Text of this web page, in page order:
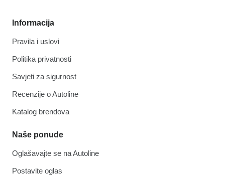
Informacija
Pravila i uslovi
Politika privatnosti
Savjeti za sigurnost
Recenzije o Autoline
Katalog brendova
Naše ponude
Oglašavajte se na Autoline
Postavite oglas